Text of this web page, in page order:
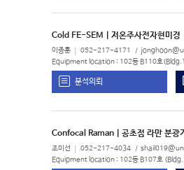
Cold FE-SEM | 저온주사전자현미경
이종훈 052-217-4171
Equipment location : 102동 B110호
분석의뢰
Confocal Raman | 공초점 라만 분광기
조미선 052-217-4034
Equipment location : 102동 B107호